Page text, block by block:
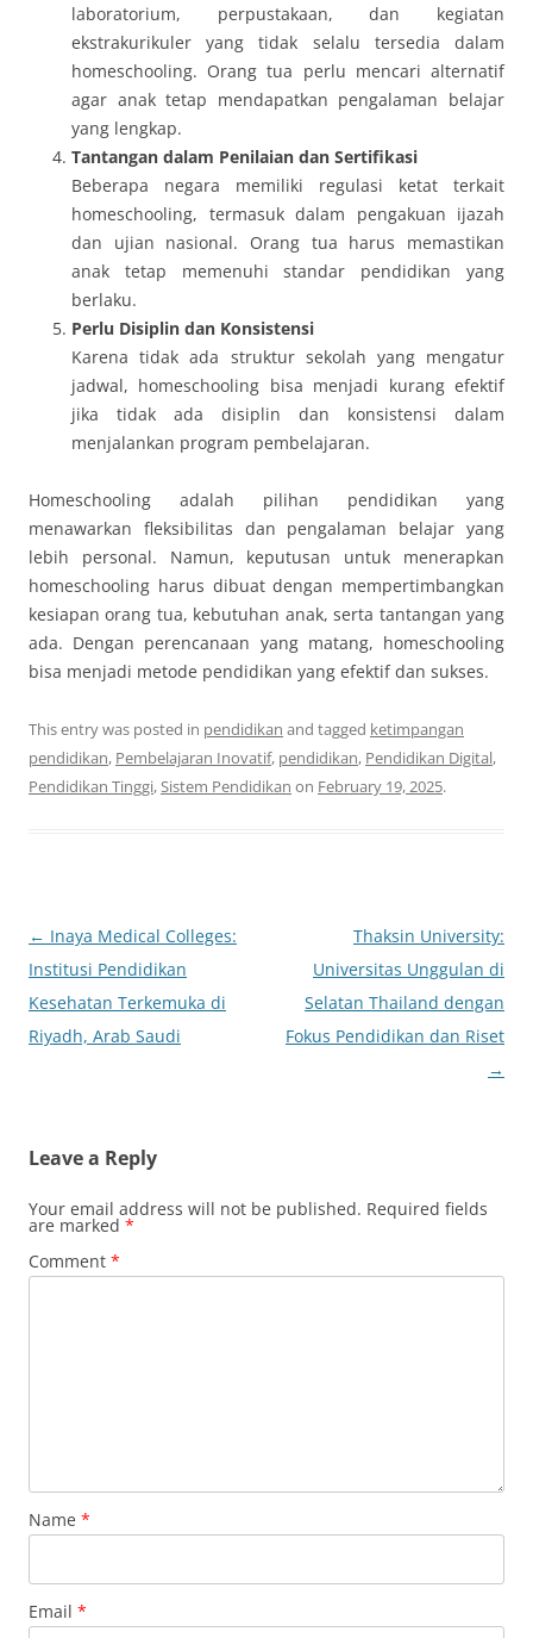
laboratorium, perpustakaan, dan kegiatan
ekstrakurikuler yang tidak selalu tersedia dalam
homeschooling. Orang tua perlu mencari alternatif
agar anak tetap mendapatkan pengalaman belajar
yang lengkap.
Tantangan dalam Penilaian dan Sertifikasi
Beberapa negara memiliki regulasi ketat terkait
homeschooling, termasuk dalam pengakuan ijazah
dan ujian nasional. Orang tua harus memastikan
anak tetap memenuhi standar pendidikan yang
berlaku.
Perlu Disiplin dan Konsistensi
Karena tidak ada struktur sekolah yang mengatur
jadwal, homeschooling bisa menjadi kurang efektif
jika tidak ada disiplin dan konsistensi dalam
menjalankan program pembelajaran.
Homeschooling adalah pilihan pendidikan yang
menawarkan fleksibilitas dan pengalaman belajar yang
lebih personal. Namun, keputusan untuk menerapkan
homeschooling harus dibuat dengan mempertimbangkan
kesiapan orang tua, kebutuhan anak, serta tantangan yang
ada. Dengan perencanaan yang matang, homeschooling
bisa menjadi metode pendidikan yang efektif dan sukses.
This entry was posted in pendidikan and tagged ketimpangan
pendidikan, Pembelajaran Inovatif, pendidikan, Pendidikan Digital,
Pendidikan Tinggi,Sistem Pendidikan on February 19, 2025.
Post
navigation
← Inaya Medical Colleges:
Institusi Pendidikan
Kesehatan Terkemuka di
Riyadh, Arab Saudi
Thaksin University:
Universitas Unggulan di
Selatan Thailand dengan
Fokus Pendidikan dan Riset
→
Leave a Reply
Your email address will not be published. Required fields
are marked *
Comment *
Name *
Email *